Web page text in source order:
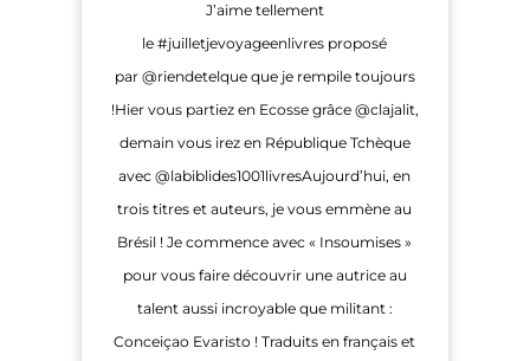
J’aime tellement
le #juilletjevoyageenlivres proposé
par @riendetelque que je rempile toujours
!Hier vous partiez en Ecosse grâce @clajalit,
demain vous irez en République Tchèque
avec @labiblides1001livresAujourd’hui, en
trois titres et auteurs, je vous emmène au
Brésil ! Je commence avec « Insoumises »
pour vous faire découvrir une autrice au
talent aussi incroyable que militant :
Conceiçao Evaristo ! Traduits en français et